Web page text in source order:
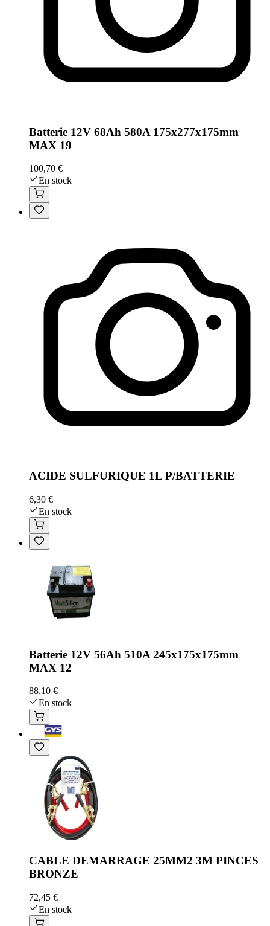
Batterie 12V 68Ah 580A 175x277x175mm
MAX 19
100,70 €
En stock
ACIDE SULFURIQUE 1L P/BATTERIE
6,30 €
En stock
Batterie 12V 56Ah 510A 245x175x175mm
MAX 12
88,10 €
En stock
CABLE DEMARRAGE 25MM2 3M PINCES
BRONZE
72,45 €
En stock